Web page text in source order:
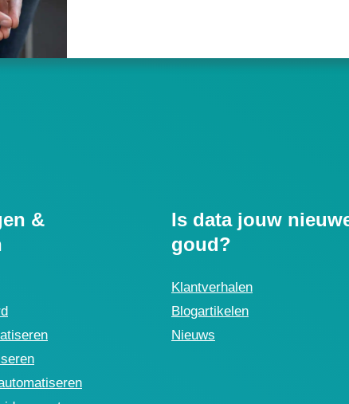
&
Is data jouw
goud?
Klantverhalen
Blogartikelen
Nieuws